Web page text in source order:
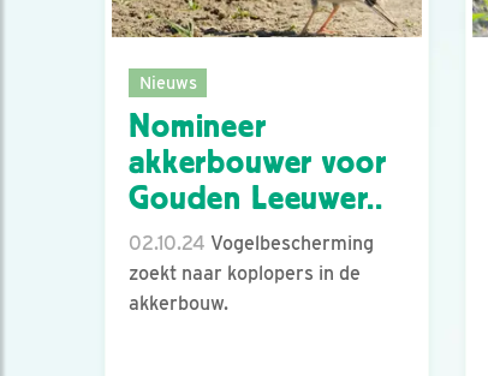
Nieuws
Nomineer
akkerbouwer voor
Gouden Leeuwer..
02.10.24 Vogelbescherming
zoekt naar koplopers in de
akkerbouw.